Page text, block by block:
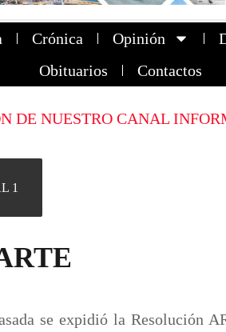
Crónica Opinión
Obituarios
Contactos
DE NUESTRO CANAL
1
se expidió la Resolución